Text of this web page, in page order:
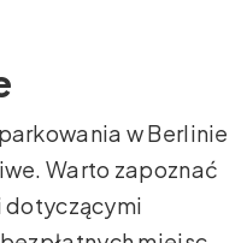
w Berlinie
Warto zapoznać
dotyczącymi